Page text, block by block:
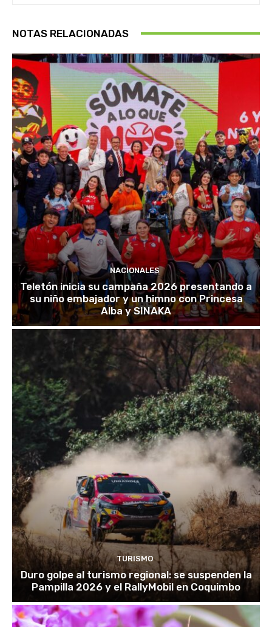
NOTAS RELACIONADAS
NACIONALES
Teletón inicia su campaña 2026 presentando a
su niño embajador y un himno con Princesa
Alba y SINAKA
TURISMO
Duro golpe al turismo regional: se suspenden la
Pampilla 2026 y el RallyMobil en Coquimbo